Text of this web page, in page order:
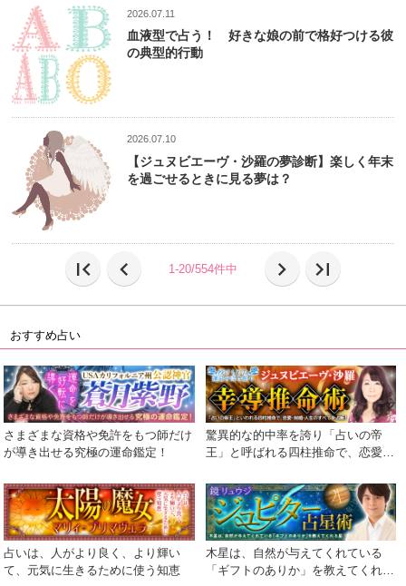
2026.07.11
血液型で占う！ 好きな娘の前で格好つける彼
の典型的行動
2026.07.10
【ジュヌビエーヴ・沙羅の夢診断】楽しく年末
を過ごせるときに見る夢は？
first_page chevron_left 1-20/554件中 chevron_right last_page
おすすめ占い
さまざまな資格や免許をもつ師だけ
が導き出せる究極の運命鑑定！
驚異的な的中率を誇り「占いの帝
王」と呼ばれる四柱推命で、恋愛・
占いは、人がより良く、より輝い
て、元気に生きるために使う知恵
木星は、自然が与えてくれている
「ギフトのありか」を教えてくれる